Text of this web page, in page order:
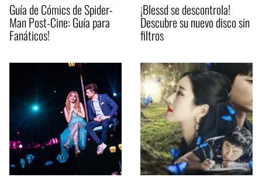
Guía de Cómics de Spider-
Man Post-Cine: Guía para
Fanáticos!
¡Blessd se descontrola!
Descubre su nuevo disco sin
filtros